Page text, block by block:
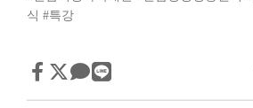
식 #특강